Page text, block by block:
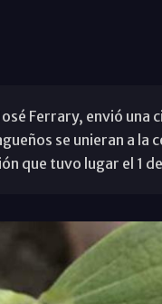
Ferrary, envió una
se unieran a la
que tuvo lugar el 1